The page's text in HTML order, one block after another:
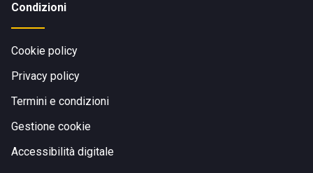
Condizioni
Cookie policy
Privacy policy
Termini e condizioni
Gestione cookie
Accessibilità digitale